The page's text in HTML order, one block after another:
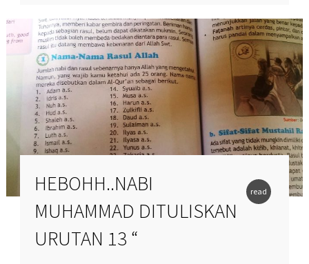
read
HEBOHH..NABI
MUHAMMAD DITULISKAN
URUTAN 13 “